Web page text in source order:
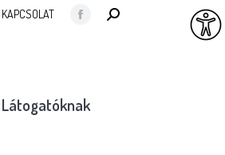
KAPCSOLAT
Facebook
new
SEARCH:
Látogatóknak